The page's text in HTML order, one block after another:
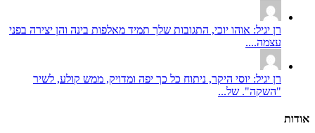
רן יגיל: אוהו יוכי, התגובות שלך תמיד מאלפות בינה והן יצירה בפני
עצמה....
רן יגיל: יוסי היקר, ניתוח כל כך יפה ומדויק, ממש קולע, לשיר
"השקה". של...
אודות